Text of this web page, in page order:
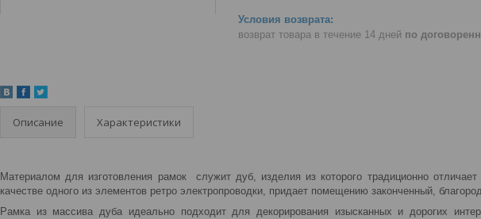
возврат товара в течение 14 дней по
Описание Характеристики
Материалом для изготовления рамок служит дуб, изделия из которого традиционно
качестве одного из элементов ретро электропроводки, придает помещению законченный,
Рамка из массива дуба идеально подходит для декорирования изысканных и дорогих